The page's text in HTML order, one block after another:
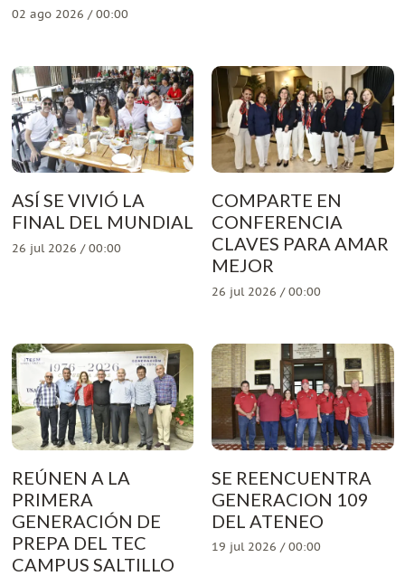
02 ago 2026 / 00:00
ASÍ SE VIVIÓ LA
FINAL DEL MUNDIAL
26 jul 2026 / 00:00
COMPARTE EN
CONFERENCIA
CLAVES PARA AMAR
MEJOR
26 jul 2026 / 00:00
REÚNEN A LA
PRIMERA
GENERACIÓN DE
PREPA DEL TEC
CAMPUS SALTILLO
SE REENCUENTRA
GENERACION 109
DEL ATENEO
19 jul 2026 / 00:00